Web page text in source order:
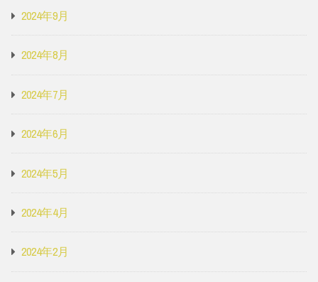
2024年9月
2024年8月
2024年7月
2024年6月
2024年5月
2024年4月
2024年2月